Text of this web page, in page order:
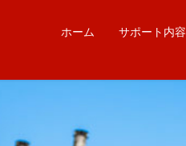
ホーム サポート内容